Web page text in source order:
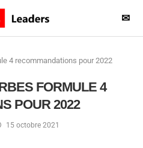
✉
4 recommandations pour 2022
FORMULE 4
POUR 2022
15 octobre 2021